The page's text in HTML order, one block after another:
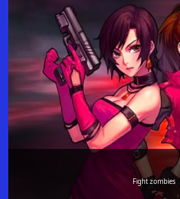
Fight zombies